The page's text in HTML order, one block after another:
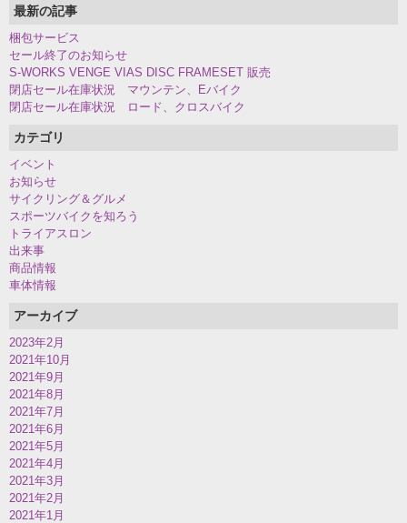
最新の記事
梱包サービス
セール終了のお知らせ
S-WORKS VENGE VIAS DISC FRAMESET 販売
閉店セール在庫状況 マウンテン、Eバイク
閉店セール在庫状況 ロード、クロスバイク
カテゴリ
イベント
お知らせ
サイクリング＆グルメ
スポーツバイクを知ろう
トライアスロン
出来事
商品情報
車体情報
アーカイブ
2023年2月
2021年10月
2021年9月
2021年8月
2021年7月
2021年6月
2021年5月
2021年4月
2021年3月
2021年2月
2021年1月